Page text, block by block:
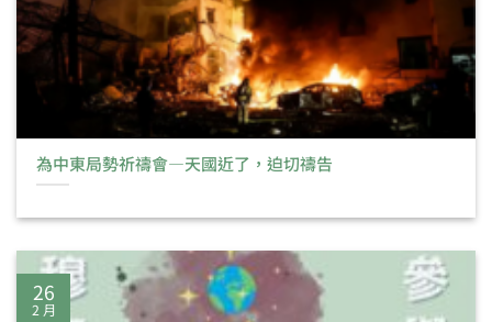
為中東局勢祈禱會—天國近了，迫切禱告
26
2 月